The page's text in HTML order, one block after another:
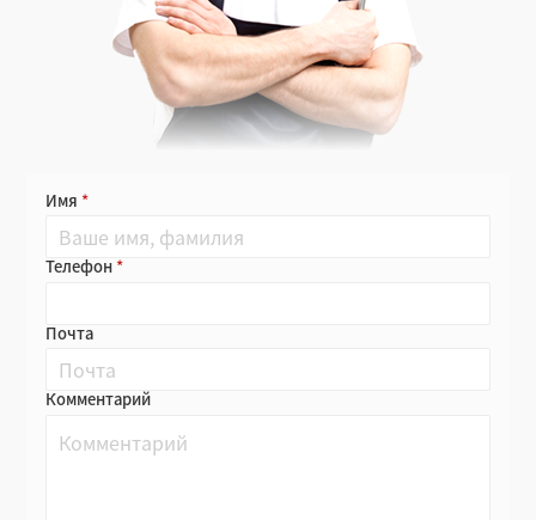
Имя
Телефон
Почта
Комментарий